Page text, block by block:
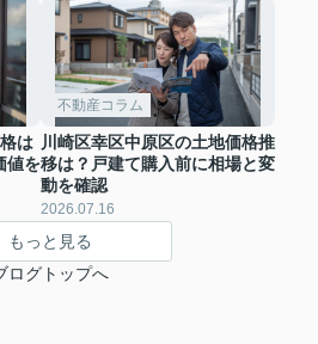
は
値を
不動産コラム
川崎区幸区中原区の土地価格推
移は？戸建て購入前に相場と変
動を確認
2026.07.16
もっと見る
ログトップへ